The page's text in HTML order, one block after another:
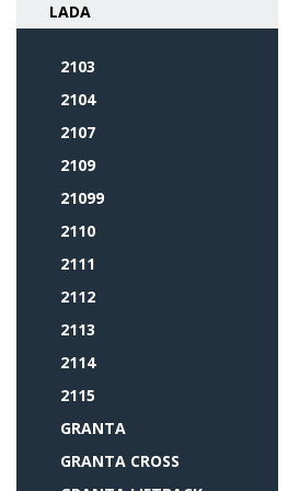
LADA
2103
2104
2107
2109
21099
2110
2111
2112
2113
2114
2115
GRANTA
GRANTA CROSS